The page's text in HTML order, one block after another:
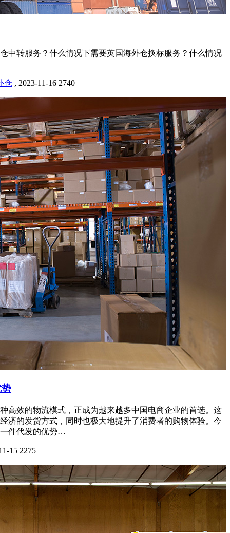
中转服务？什么情况下需要英国海外仓换标服务？什么情况
仓 , 2023-11-16 2740
高效的物流模式，正成为越来越多中国电商企业的首选。这
济的发货方式，同时也极大地提升了消费者的购物体验。今
件代发的优势…
15 2275